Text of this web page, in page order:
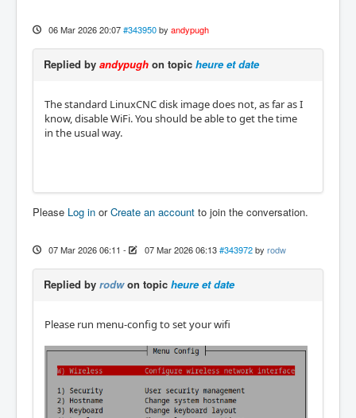
06 Mar 2026 20:07 #343950 by andypugh
Replied by andypugh on topic heure et date
The standard LinuxCNC disk image does not, as far as I
know, disable WiFi. You should be able to get the time
in the usual way.
Please Log in orCreate an account to join the conversation.
07 Mar 2026 06:11 - 07 Mar 2026 06:13 #343972 by rodw
Replied by rodwon topic heure et date
Please run menu-config to set your wifi